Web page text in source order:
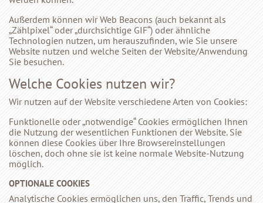
Außerdem können wir Web Beacons (auch bekannt als
„Zählpixel“ oder „durchsichtige GIF“) oder ähnliche
Technologien nutzen, um herauszufinden, wie Sie unsere
Website nutzen und welche Seiten der Website/Anwendung
Sie besuchen.
Welche Cookies nutzen wir?
Wir nutzen auf der Website verschiedene Arten von Cookies:
Funktionelle oder „notwendige“ Cookies ermöglichen Ihnen
die Nutzung der wesentlichen Funktionen der Website. Sie
können diese Cookies über Ihre Browsereinstellungen
löschen, doch ohne sie ist keine normale Website-Nutzung
möglich.
OPTIONALE COOKIES
Analytische Cookies ermöglichen uns, den Traffic, Trends und